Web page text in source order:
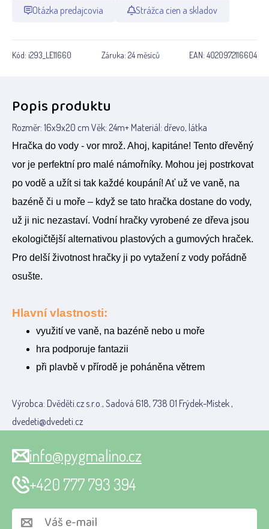
Otázka predajcovia Strážca cien a skladov
Kód: i293_LE11660 Záruka: 24 měsíců EAN: 4020972116604
Popis produktu
Rozměr: 16x9x20 cm Věk: 24m+ Materiál: dřevo, látka
Hračka do vody - vor mrož. Ahoj, kapitáne! Tento dřevěný
vor je perfektní pro malé námořníky. Mohou jej postrkovat
po vodě a užít si tak každé koupání! Ať už ve vaně, na
bazéně či u moře – když se tato hračka dostane do vody,
už ji nic nezastaví. Vodní hračky vyrobené ze dřeva jsou
ekologičtější alternativou plastových a gumových hraček.
Pro delší životnost hračky ji po vytažení z vody pořádně
osušte.
Hlavní vlastnosti:
využití ve vaně, na bazéně nebo u moře
hra podporuje fantazii
při plavbě v přírodě je poháněna větrem
Výrobca: Dvěděti.cz s.r.o., Sadová 618, 738 01 Frýdek-Místek ,
dvedeti@dvedeti.cz
info@pygmalino.cz
+420 777 793 394